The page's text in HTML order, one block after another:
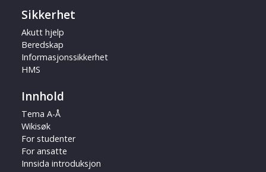
Sikkerhet
Akutt hjelp
Beredskap
Informasjonssikkerhet
HMS
Innhold
Tema A-Å
Wikisøk
For studenter
For ansatte
Innsida introduksjon